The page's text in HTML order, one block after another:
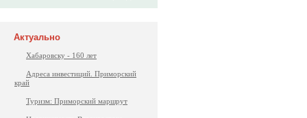
Актуально
Хабаровску - 160 лет
Адреса инвестиций. Приморский
край
Туризм: Приморский маршрут